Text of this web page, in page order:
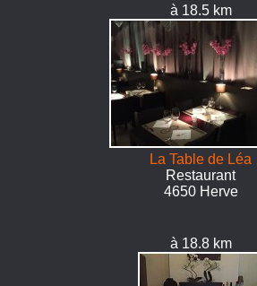
à 18.5 km
La Table de Léa
Restaurant
4650 Herve
à 18.8 km